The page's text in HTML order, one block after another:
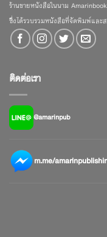
ร้านขายหนังสือในนาม
ซึ่งได้รวบรวมหนังสือที่จัดพิมพ์และ
ติดต่อเรา
@amarinpub
m.me/